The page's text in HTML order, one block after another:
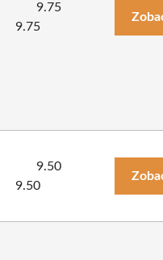
9.75
9.75
9.50
9.50